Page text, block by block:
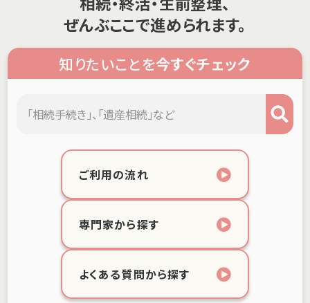
ぜんぶここで進められます。
知りたいことを今すぐチェック
ご利用の流れ
専門家から探す
よくある質問から探す